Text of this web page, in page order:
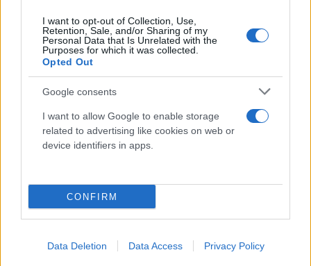
I want to opt-out of Collection, Use,
Retention, Sale, and/or Sharing of my
Personal Data that Is Unrelated with the
Purposes for which it was collected.
Opted Out
Google consents
I want to allow Google to enable storage
related to advertising like cookies on web or
device identifiers in apps.
CONFIRM
Data Deletion Data Access Privacy Policy